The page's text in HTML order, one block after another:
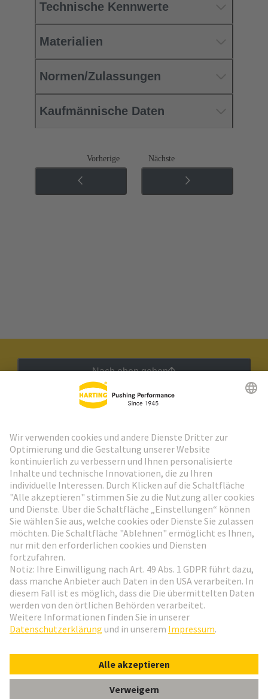
Technische Kennwerte
Materialien
Normen/Zulassungen
Kaufmännische Daten
Vorherige Nächste
Nach oben gehen
Weiter zur Anmeldung
Social Media
Österreich Deutsch
© HARTING Technologiegruppe
Cookie-Einstellungen